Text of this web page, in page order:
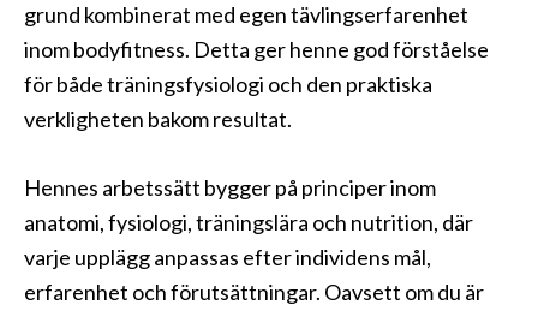
grund kombinerat med egen tävlingserfarenhet
inom bodyfitness. Detta ger henne god förståelse
för både träningsfysiologi och den praktiska
verkligheten bakom resultat.
Hennes arbetssätt bygger på principer inom
anatomi, fysiologi, träningslära och nutrition, där
varje upplägg anpassas efter individens mål,
erfarenhet och förutsättningar. Oavsett om du är